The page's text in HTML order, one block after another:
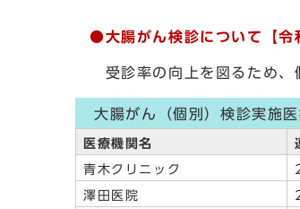
●大腸がん検診について【令
受診率の向上を図るため
大腸がん（個別）検診実施医
医療機関名
青木クリニック
澤田医院